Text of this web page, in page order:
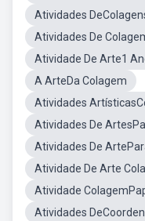
Atividades
Atividades De
Atividade De Arte1
A ArteDa Colagem
Atividades
Atividades De
Atividades De
Atividade De Arte
Atividade
Atividades